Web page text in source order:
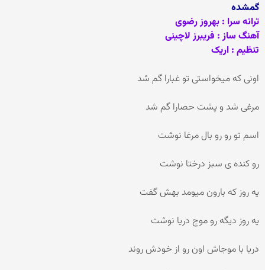
گمشده
ترانه سرا : بهروز رضوی
آهنگ ساز : فریبرز لاچینی
تنظیم : اریک
اونی که میخواستی تو غبارا گم شد
مرغی شد و پشت حصارا گم شد
اسم تو رو رو بال مرغا نوشت
رو کنده ی سبز درختا نوشت
یه روز که بارون میومد بهش گفت
یه روز دیگه رو موج دریا نوشت
دریا با موجاش اون رو از خودش روند